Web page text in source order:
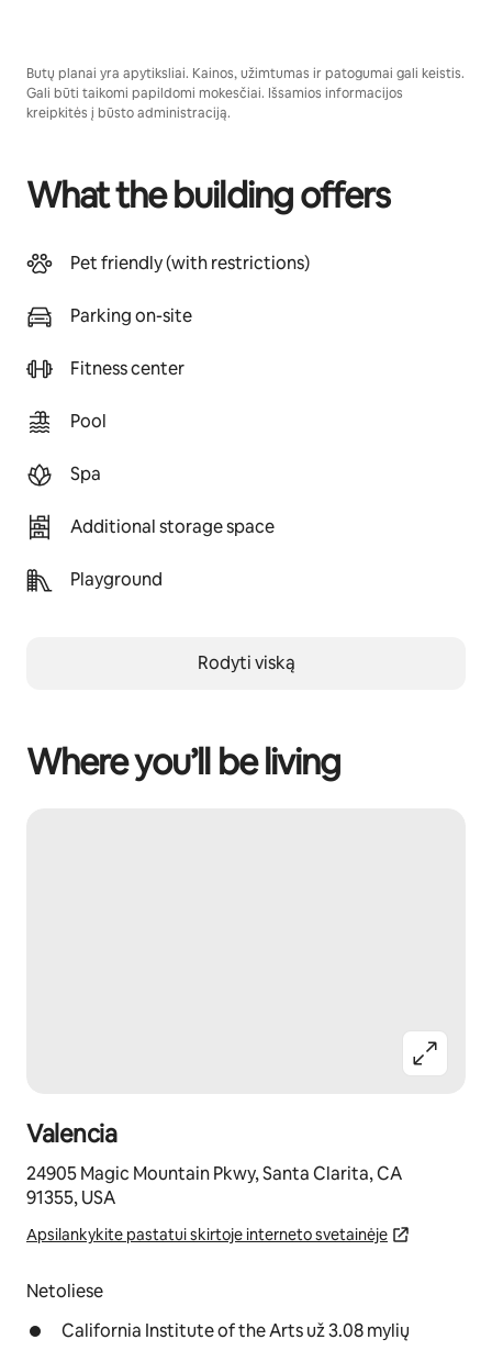
Butų planai yra apytiksliai. Kainos, užimtumas ir patogumai gali keistis.
Gali būti taikomi papildomi mokesčiai. Išsamios informacijos
kreipkitės į būsto administraciją.
What the building offers
Pet friendly (with restrictions)
Parking on-site
Fitness center
Pool
Spa
Additional storage space
Playground
Rodyti viską
Where you’ll be living
Valencia
24905 Magic Mountain Pkwy, Santa Clarita, CA
91355, USA
Apsilankykite pastatui skirtoje interneto svetainėje
Netoliese
California Institute of the Arts už 3.08 mylių